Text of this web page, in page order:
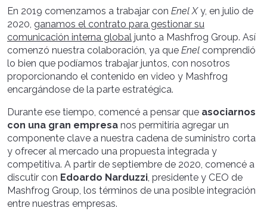
En 2019 comenzamos a trabajar con Enel Xy, en julio de
2020, ganamos el contrato para gestionar su
comunicación interna global junto a Mashfrog Group. Así
comenzó nuestra colaboración, ya que Enel comprendió
lo bien que podíamos trabajar juntos, con nosotros
proporcionando el contenido en video y Mashfrog
encargándose de la parte estratégica.
Durante ese tiempo, comencé a pensar que asociarnos
con una gran empresa nos permitiría agregar un
componente clave a nuestra cadena de suministro corta
y ofrecer al mercado una propuesta integrada y
competitiva. A partir de septiembre de 2020, comencé a
discutir con Edoardo Narduzzi, presidente y CEO de
Mashfrog Group, los términos de una posible integración
entre nuestras empresas.